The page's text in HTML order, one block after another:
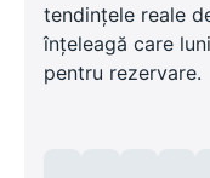
tendințele reale
înțeleagă care
pentru rezervare.